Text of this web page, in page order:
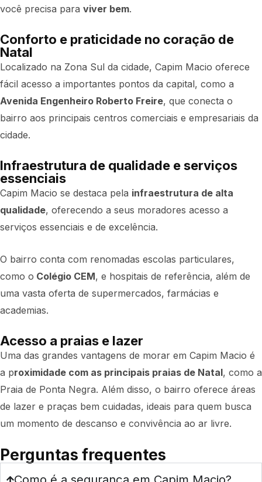
você precisa para viver bem.
Conforto e praticidade no coração de
Natal
Localizado na Zona Sul da cidade, Capim Macio oferece
fácil acesso a importantes pontos da capital, como a
Avenida Engenheiro Roberto Freire, que conecta o
bairro aos principais centros comerciais e empresariais da
cidade.
Infraestrutura de qualidade e serviços
essenciais
Capim Macio se destaca pela infraestrutura de alta
qualidade, oferecendo a seus moradores acesso a
serviços essenciais e de excelência.
O bairro conta com renomadas escolas particulares,
como o Colégio CEM, e hospitais de referência, além de
uma vasta oferta de supermercados, farmácias e
academias.
Acesso a praias e lazer
Uma das grandes vantagens de morar em Capim Macio é
a proximidade com as principais praias de Natal, como a
Praia de Ponta Negra. Além disso, o bairro oferece áreas
de lazer e praças bem cuidadas, ideais para quem busca
um momento de descanso e convivência ao ar livre.
Perguntas frequentes